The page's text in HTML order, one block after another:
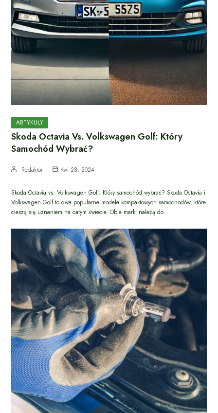
ARTYKUŁY
Skoda Octavia Vs. Volkswagen Golf: Który
Samochód Wybrać?
Redaktor Kwi 28, 2024
Skoda Octavia vs. Volkswagen Golf: Który samochód wybrać? Skoda Octavia i
Volkswagen Golf to dwa popularne modele kompaktowych samochodów, które
cieszą się uznaniem na całym świecie. Obie marki należą do…